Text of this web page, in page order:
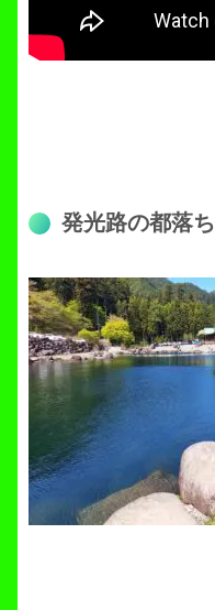
発光路の都落ち